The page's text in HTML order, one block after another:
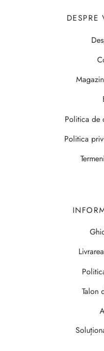
DESPRE
Politica de
Politica
Talon